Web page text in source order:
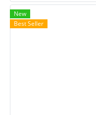
New
Best Seller